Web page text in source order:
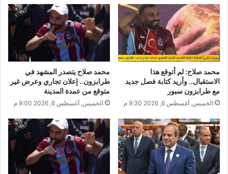
محمد صلاح: لم أتوقع هذا
الاستقبال.. وأريد كتابة فصل جديد
مع طرابزون سبور
الخميس, أغسطس 6, 2026 9:30 م
محمد صلاح يتصدر المشهد في
طرابزون.. إعلان تجاري وعرض غير
متوقع من عمدة المدينة
الخميس, أغسطس 6, 2026 9:00 م